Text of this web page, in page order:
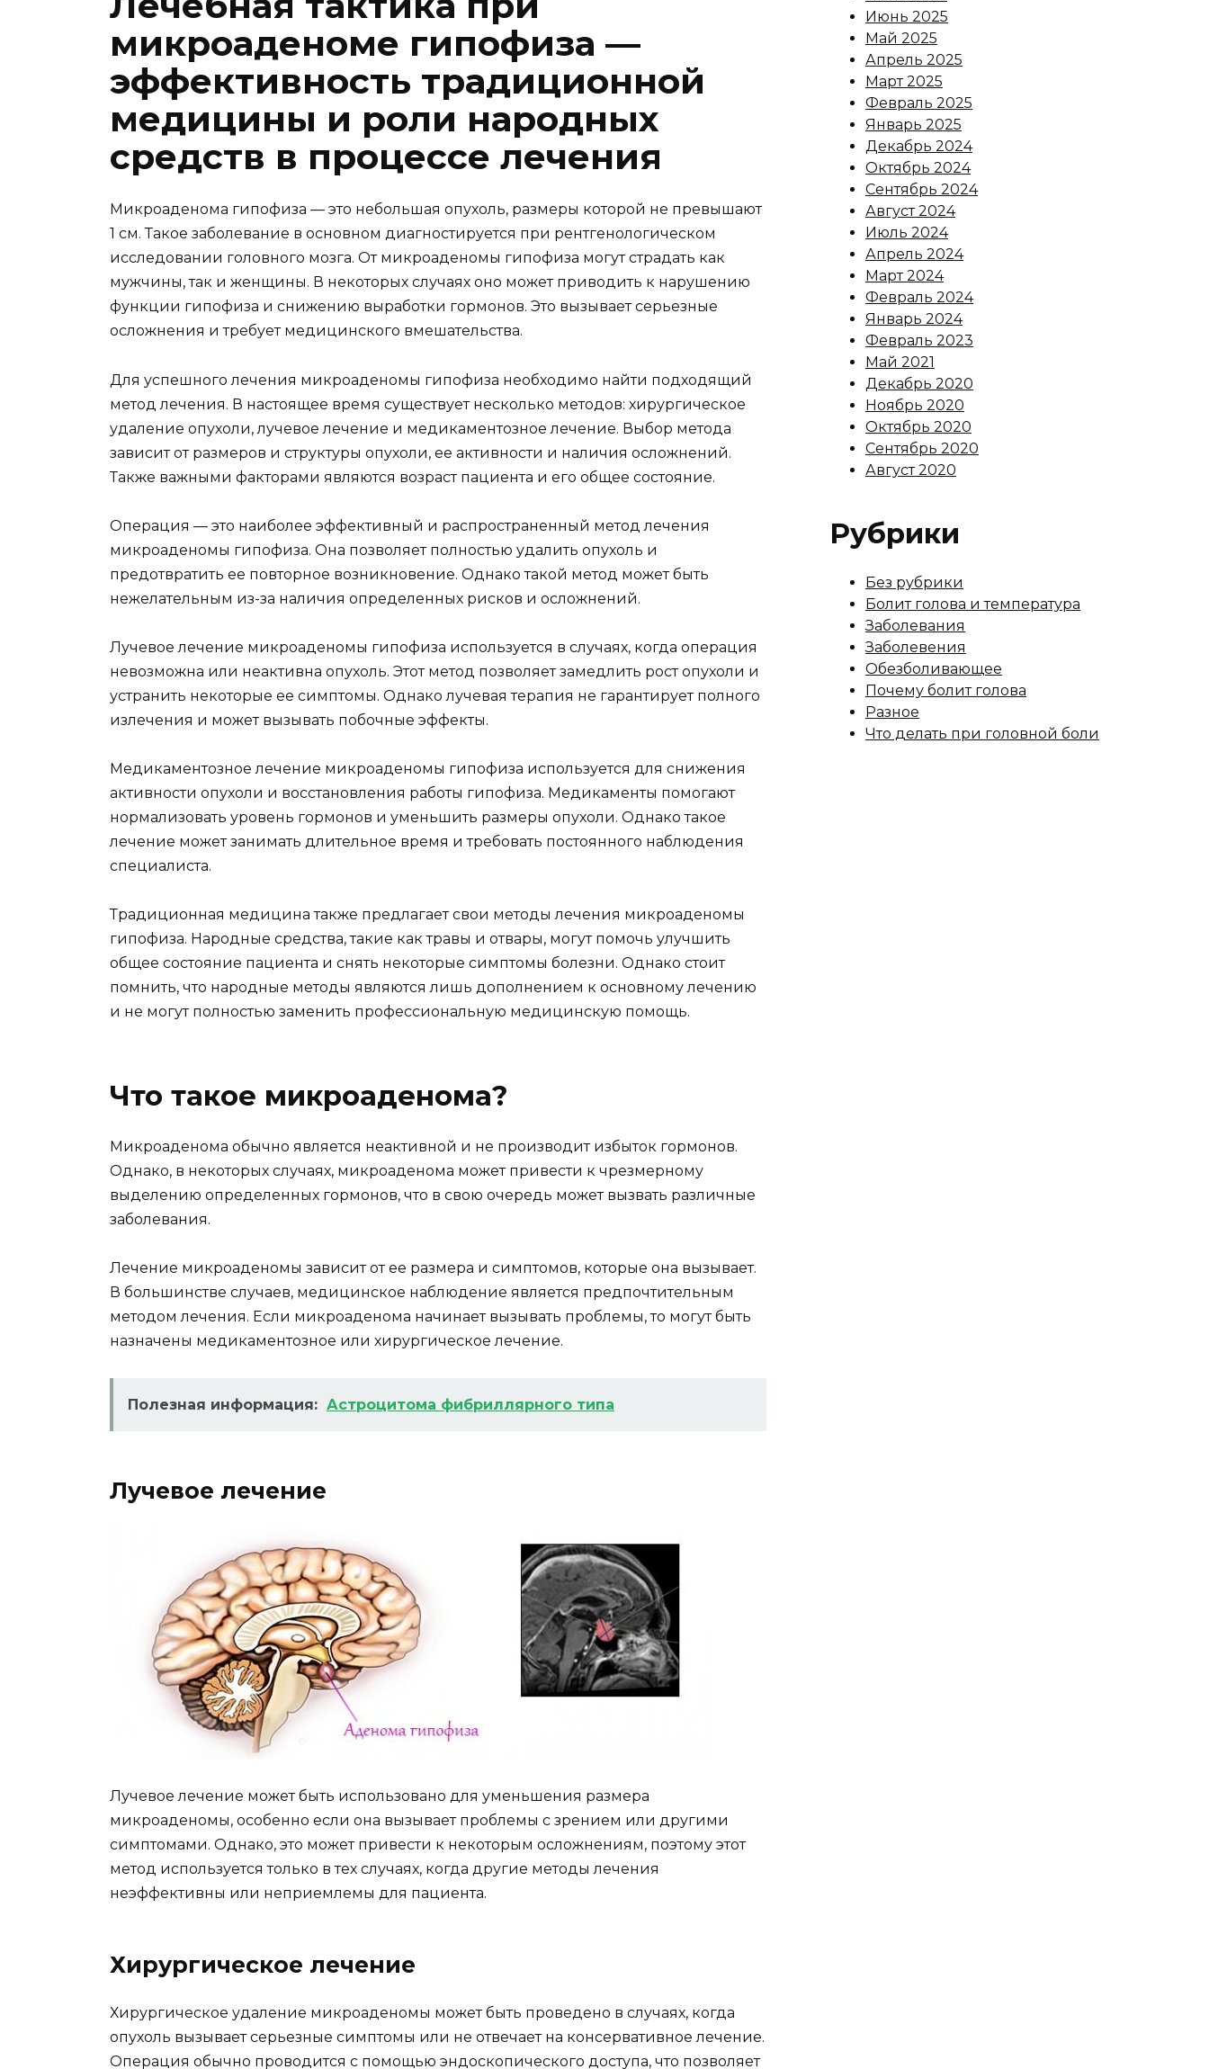
микроаденоме гипофиза —
эффективность традиционной
медицины и роли народных
средств в процессе лечения
Микроаденома гипофиза — это небольшая опухоль, размеры которой не превышают
1 см. Такое заболевание в основном диагностируется при рентгенологическом
исследовании головного мозга. От микроаденомы гипофиза могут страдать как
мужчины, так и женщины. В некоторых случаях оно может приводить к нарушению
функции гипофиза и снижению выработки гормонов. Это вызывает серьезные
осложнения и требует медицинского вмешательства.
Для успешного лечения микроаденомы гипофиза необходимо найти подходящий
метод лечения. В настоящее время существует несколько методов: хирургическое
удаление опухоли, лучевое лечение и медикаментозное лечение. Выбор метода
зависит от размеров и структуры опухоли, ее активности и наличия осложнений.
Также важными факторами являются возраст пациента и его общее состояние.
Операция — это наиболее эффективный и распространенный метод лечения
микроаденомы гипофиза. Она позволяет полностью удалить опухоль и
предотвратить ее повторное возникновение. Однако такой метод может быть
нежелательным из-за наличия определенных рисков и осложнений.
Лучевое лечение микроаденомы гипофиза используется в случаях, когда операция
невозможна или неактивна опухоль. Этот метод позволяет замедлить рост опухоли и
устранить некоторые ее симптомы. Однако лучевая терапия не гарантирует полного
излечения и может вызывать побочные эффекты.
Медикаментозное лечение микроаденомы гипофиза используется для снижения
активности опухоли и восстановления работы гипофиза. Медикаменты помогают
нормализовать уровень гормонов и уменьшить размеры опухоли. Однако такое
лечение может занимать длительное время и требовать постоянного наблюдения
специалиста.
Традиционная медицина также предлагает свои методы лечения микроаденомы
гипофиза. Народные средства, такие как травы и отвары, могут помочь улучшить
общее состояние пациента и снять некоторые симптомы болезни. Однако стоит
помнить, что народные методы являются лишь дополнением к основному лечению
и не могут полностью заменить профессиональную медицинскую помощь.
Что такое микроаденома?
Микроаденома обычно является неактивной и не производит избыток гормонов.
Однако, в некоторых случаях, микроаденома может привести к чрезмерному
выделению определенных гормонов, что в свою очередь может вызвать различные
заболевания.
Лечение микроаденомы зависит от ее размера и симптомов, которые она вызывает.
В большинстве случаев, медицинское наблюдение является предпочтительным
методом лечения. Если микроаденома начинает вызывать проблемы, то могут быть
назначены медикаментозное или хирургическое лечение.
Полезная информация: Астроцитома фибриллярного типа
Лучевое лечение
Лучевое лечение может быть использовано для уменьшения размера
микроаденомы, особенно если она вызывает проблемы с зрением или другими
симптомами. Однако, это может привести к некоторым осложнениям, поэтому этот
метод используется только в тех случаях, когда другие методы лечения
неэффективны или неприемлемы для пациента.
Хирургическое лечение
Хирургическое удаление микроаденомы может быть проведено в случаях, когда
опухоль вызывает серьезные симптомы или не отвечает на консервативное лечение.
Операция обычно проводится с помощью эндоскопического доступа, что позволяет
Июнь 2025
Май 2025
Апрель 2025
Март 2025
Февраль 2025
Январь 2025
Декабрь 2024
Октябрь 2024
Сентябрь 2024
Август 2024
Июль 2024
Апрель 2024
Март 2024
Февраль 2024
Январь 2024
Февраль 2023
Май 2021
Декабрь 2020
Ноябрь 2020
Октябрь 2020
Сентябрь 2020
Август 2020
Рубрики
Без рубрики
Болит голова и температура
Заболевания
Заболевения
Обезболивающее
Почему болит голова
Разное
Что делать при головной боли